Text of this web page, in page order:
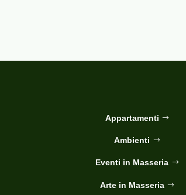
Appartamenti
Ambienti
Eventi in Masseria
Arte in Masseria